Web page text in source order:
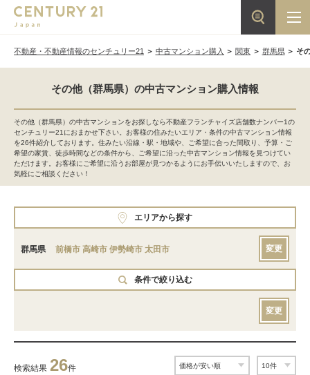
不動産・不動産情報のセンチュリー21 中古マンション購入 関東 群馬県 そ
その他（群馬県）の中古マンション購入情報
その他（群馬県）の中古マンションをお探しなら不動産フランチャイズ店舗数ナンバー1の
センチュリー21におまかせ下さい。お客様の住みたいエリア・条件の中古マンション情報
を26件紹介しております。住みたい沿線・駅・地域や、ご希望に合った間取り、予算・ご
希望の家賃、徒歩時間などの条件から、ご希望に沿った中古マンション情報を見つけてい
ただけます。お客様にご希望に沿うお部屋が見つかるようにお手伝いいたしますので、お
気軽にご相談ください！
エリアから探す
群馬県 前橋市 高崎市 伊勢崎市 太田市 変更
条件で絞り込む
変更
検索結果 26件